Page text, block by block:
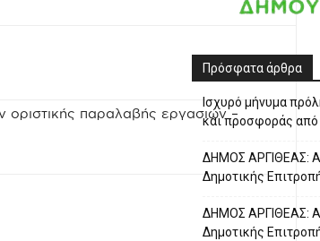
παραλαβής εργασιών –
Πρόσφατα άρθρα
Ισχυρό μήνυμα
και προσφοράς από
ΔΗΜΟΣ ΑΡΓΙΘΕΑΣ:
Δημοτικής
ΔΗΜΟΣ ΑΡΓΙΘΕΑΣ:
Δημοτικής